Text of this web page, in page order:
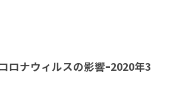
ロナウィルスの影響ｰ2020年3